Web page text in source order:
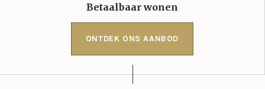
Betaalbaar wonen
ONTDEK ONS AANBOD